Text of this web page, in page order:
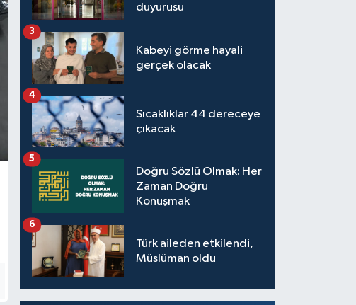
duyurusu
Kabeyi görme hayali
gerçek olacak
3
Sıcaklıklar 44 dereceye
çıkacak
4
Doğru Sözlü Olmak: Her
Zaman Doğru
Konuşmak
5
Türk aileden etkilendi,
Müslüman oldu
6